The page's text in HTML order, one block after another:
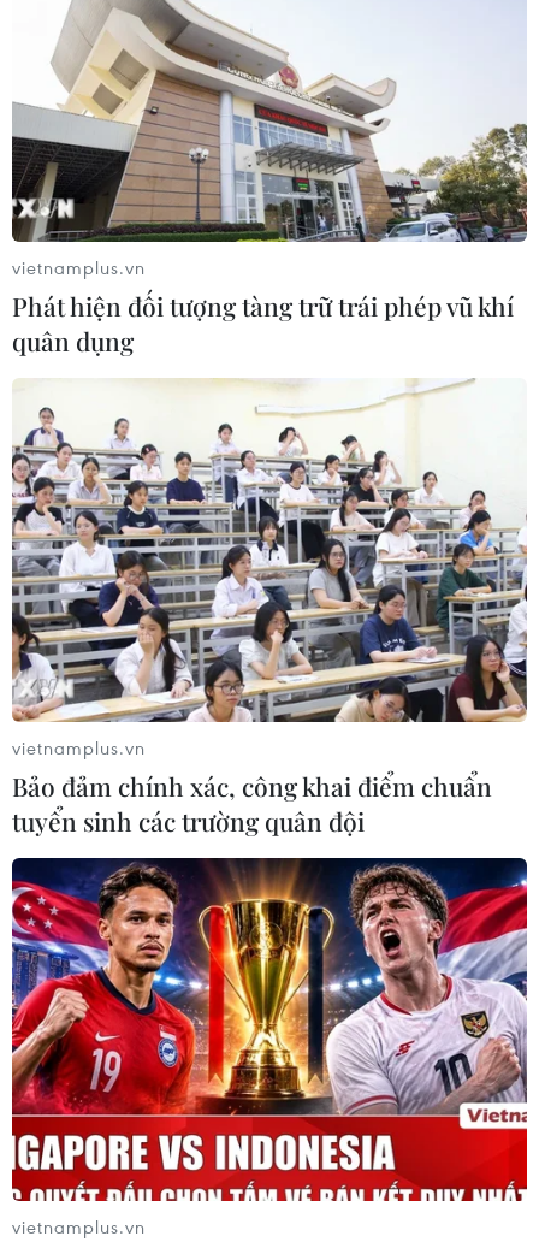
Việt Nam thiếu hụt nguồn tài chính cho
phòng chống HIV/AIDS
16/09/2014 11:19
Nhiều nước ASEAN, trong đó có Việt Nam đang rơi vào
tình trạng thiếu hụt nghiêm trọng nguồn tài chính cho
phòng chống HIV/AIDS.
Bộ Y tế kết luận vụ đâm vật nhọn có nguy
cơ gây nhiễm HIV ở Thanh Hóa
08/09/2014 07:20
Sau khi khám sàng lọc, tư vấn, đánh giá nguy cơ, các
bác sỹ khẳng định tất cả học sinh liên quan trong vụ
đâm vật nhọn tại tỉnh Thanh Hóa không có nguy cơ phơi
nhiễm HIV/AIDS.
vietnamplus.vn
Phát hiện đối tượng tàng trữ trái phép vũ khí
quân dụng
vietnamplus.vn
Bảo đảm chính xác, công khai điểm chuẩn
tuyển sinh các trường quân đội
vietnamplus.vn